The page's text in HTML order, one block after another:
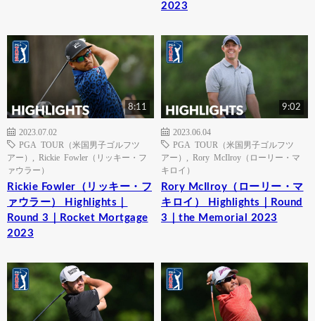
2023
8:11
2023.07.02
PGA TOUR（米国男子ゴルフツ
アー）
Rickie Fowler（リッキー・フ
ァウラー）
Rickie Fowler（リッキー・フ
ァウラー） Highlights｜
Round 3｜Rocket Mortgage
2023
9:02
2023.06.04
PGA TOUR（米国男子ゴルフツ
アー）
Rory McIlroy（ローリー・マ
キロイ）
Rory McIlroy（ローリー・マ
キロイ） Highlights｜Round
3｜the Memorial 2023